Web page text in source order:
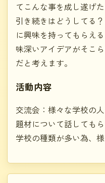
てこんな事を成し遂げ
引き続きはどうしてる
に興味を持ってもらえ
味深いアイデアがそこ
だと考えます。
活動内容
交流会：様々な学校の
題材について話しても
学校の種類が多い為、